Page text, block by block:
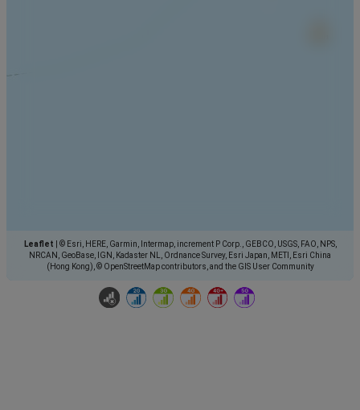
Leaflet
© Esri, HERE, Garmin, Intermap, increment P Corp., GEBCO, USGS, FAO, NPS,
NRCAN, GeoBase, IGN, Kadaster NL, Ordnance Survey, Esri Japan, METI, Esri China
(Hong Kong), © OpenStreetMap contributors, and the GIS User Community